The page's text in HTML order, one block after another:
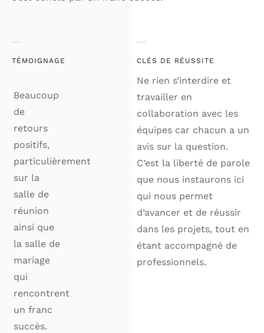
TÉMOIGNAGE
Beaucoup
de
retours
positifs,
particulièrement
sur la
salle de
réunion
ainsi que
la salle de
mariage
qui
rencontrent
un franc
succès.
CLÉS DE RÉUSSITE
Ne rien s’interdire et
travailler en
collaboration avec les
équipes car chacun a un
avis sur la question.
C’est la liberté de parole
que nous instaurons ici
qui nous permet
d’avancer et de réussir
dans les projets, tout en
étant accompagné de
professionnels.